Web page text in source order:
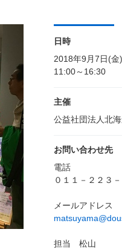
日時
2018年9月7日(
11:00～16:30
主催
公益社団法人北
お問い合わせ先
電話
０１１－２２３－
メールアドレス
担当 松山